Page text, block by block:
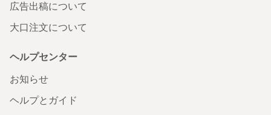
広告出稿について
大口注文について
ヘルプセンター
お知らせ
ヘルプとガイド